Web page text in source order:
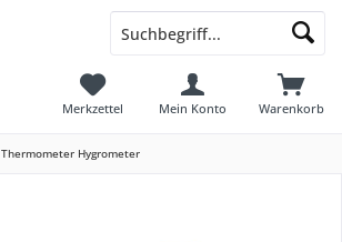
Warenkorb
Merkzettel Mein Konto
Thermometer Hygrometer